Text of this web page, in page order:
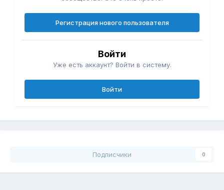
Регистрация нового пользователя
Войти
Уже есть аккаунт? Войти в систему.
Войти
Подписчики 0